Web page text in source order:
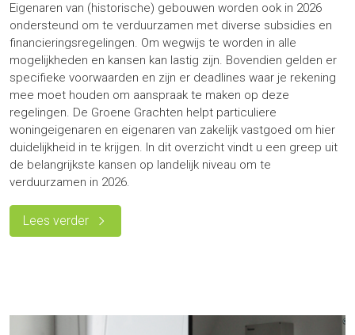
Eigenaren van (historische) gebouwen worden ook in 2026
ondersteund om te verduurzamen met diverse subsidies en
financieringsregelingen. Om wegwijs te worden in alle
mogelijkheden en kansen kan lastig zijn. Bovendien gelden er
specifieke voorwaarden en zijn er deadlines waar je rekening
mee moet houden om aanspraak te maken op deze
regelingen. De Groene Grachten helpt particuliere
woningeigenaren en eigenaren van zakelijk vastgoed om hier
duidelijkheid in te krijgen. In dit overzicht vindt u een greep uit
de belangrijkste kansen op landelijk niveau om te
verduurzamen in 2026.
Lees verder